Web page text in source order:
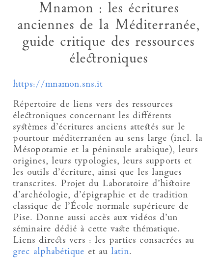
Mnamon : les écritures
anciennes de la Méditerranée,
guide critique des ressources
électroniques
https://mnamon.sns.it
Répertoire de liens vers des ressources
électroniques concernant les différents
systèmes d’écritures anciens attestés sur le
pourtour méditerranéen au sens large (incl. la
Mésopotamie et la péninsule arabique), leurs
origines, leurs typologies, leurs supports et
les outils d’écriture, ainsi que les langues
transcrites. Projet du Laboratoire d’histoire
d’archéologie, d’épigraphie et de tradition
classique de l’École normale supérieure de
Pise. Donne aussi accès aux vidéos d’un
séminaire dédié à cette vaste thématique.
Liens directs vers : les parties consacrées au
grec alphabétique et au latin.